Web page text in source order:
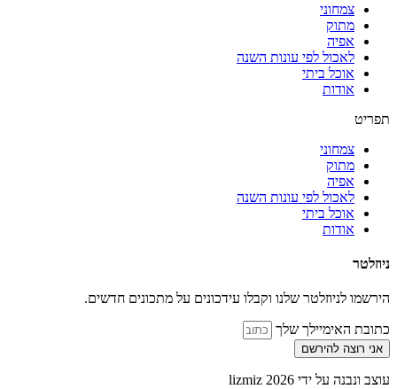
צמחוני
מתוק
אפיה
לאכול לפי עונות השנה
אוכל ביתי
אודות
תפריט
צמחוני
מתוק
אפיה
לאכול לפי עונות השנה
אוכל ביתי
אודות
ניוזלטר
הירשמו לניוזלטר שלנו וקבלו עידכונים על מתכונים חדשים.
כתובת האימיילך שלך
אני רוצה להירשם
עוצב ונבנה על ידי lizmiz 2026